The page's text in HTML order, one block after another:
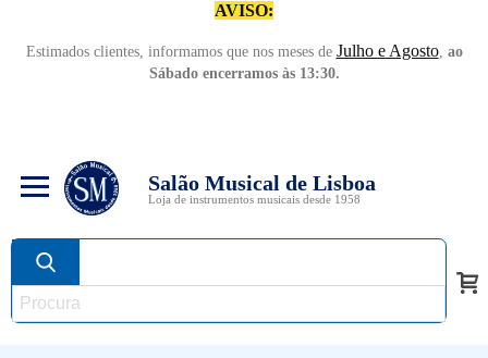
AVISO:
Estimados clientes, informamos que nos meses de Julho e Agosto, ao
Sábado encerramos às 13:30.
Salão Musical de Lisboa
Loja de instrumentos musicais desde 1958